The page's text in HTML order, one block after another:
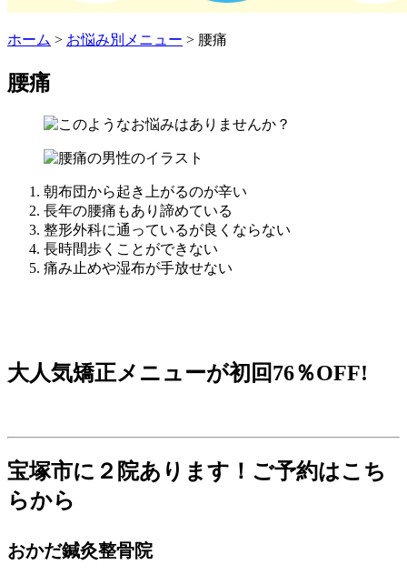
ホーム > お悩み別メニュー > 腰痛
腰痛
朝布団から起き上がるのが辛い
長年の腰痛もあり諦めている
整形外科に通っているが良くならない
長時間歩くことができない
痛み止めや湿布が手放せない
大人気矯正メニューが初回76％OFF!
宝塚市に２院あります！ご予約はこち
らから
おかだ鍼灸整骨院